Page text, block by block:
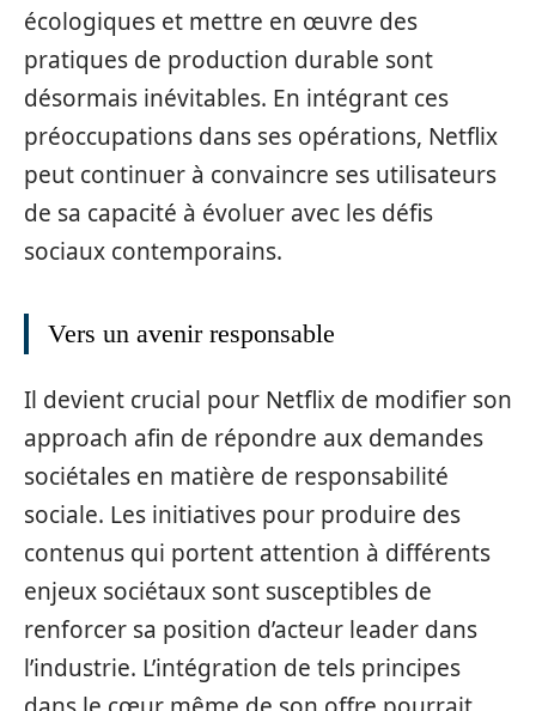
écologiques et mettre en œuvre des
pratiques de production durable sont
désormais inévitables. En intégrant ces
préoccupations dans ses opérations, Netflix
peut continuer à convaincre ses utilisateurs
de sa capacité à évoluer avec les défis
sociaux contemporains.
Vers un avenir responsable
Il devient crucial pour Netflix de modifier son
approach afin de répondre aux demandes
sociétales en matière de responsabilité
sociale. Les initiatives pour produire des
contenus qui portent attention à différents
enjeux sociétaux sont susceptibles de
renforcer sa position d’acteur leader dans
l’industrie. L’intégration de tels principes